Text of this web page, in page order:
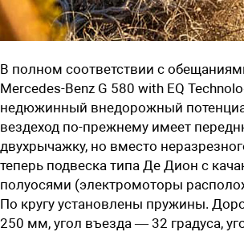
В полном соответствии с
Mercedes-Benz G 580 with EQ
недюжинный внедорожный
вездеход по-прежнему имеет
двухрычажку, но вместо
теперь подвеска типа Де Дион с
полуосями (электромоторы
По кругу установлены пружины.
250 мм, угол въезда — 32 градуса,